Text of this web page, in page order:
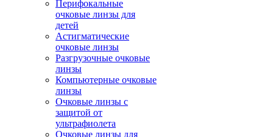
Перифокальные
очковые линзы для
детей
Астигматические
очковые линзы
Разгрузочные очковые
линзы
Компьютерные очковые
линзы
Очковые линзы с
защитой от
ультрафиолета
Очковые линзы для